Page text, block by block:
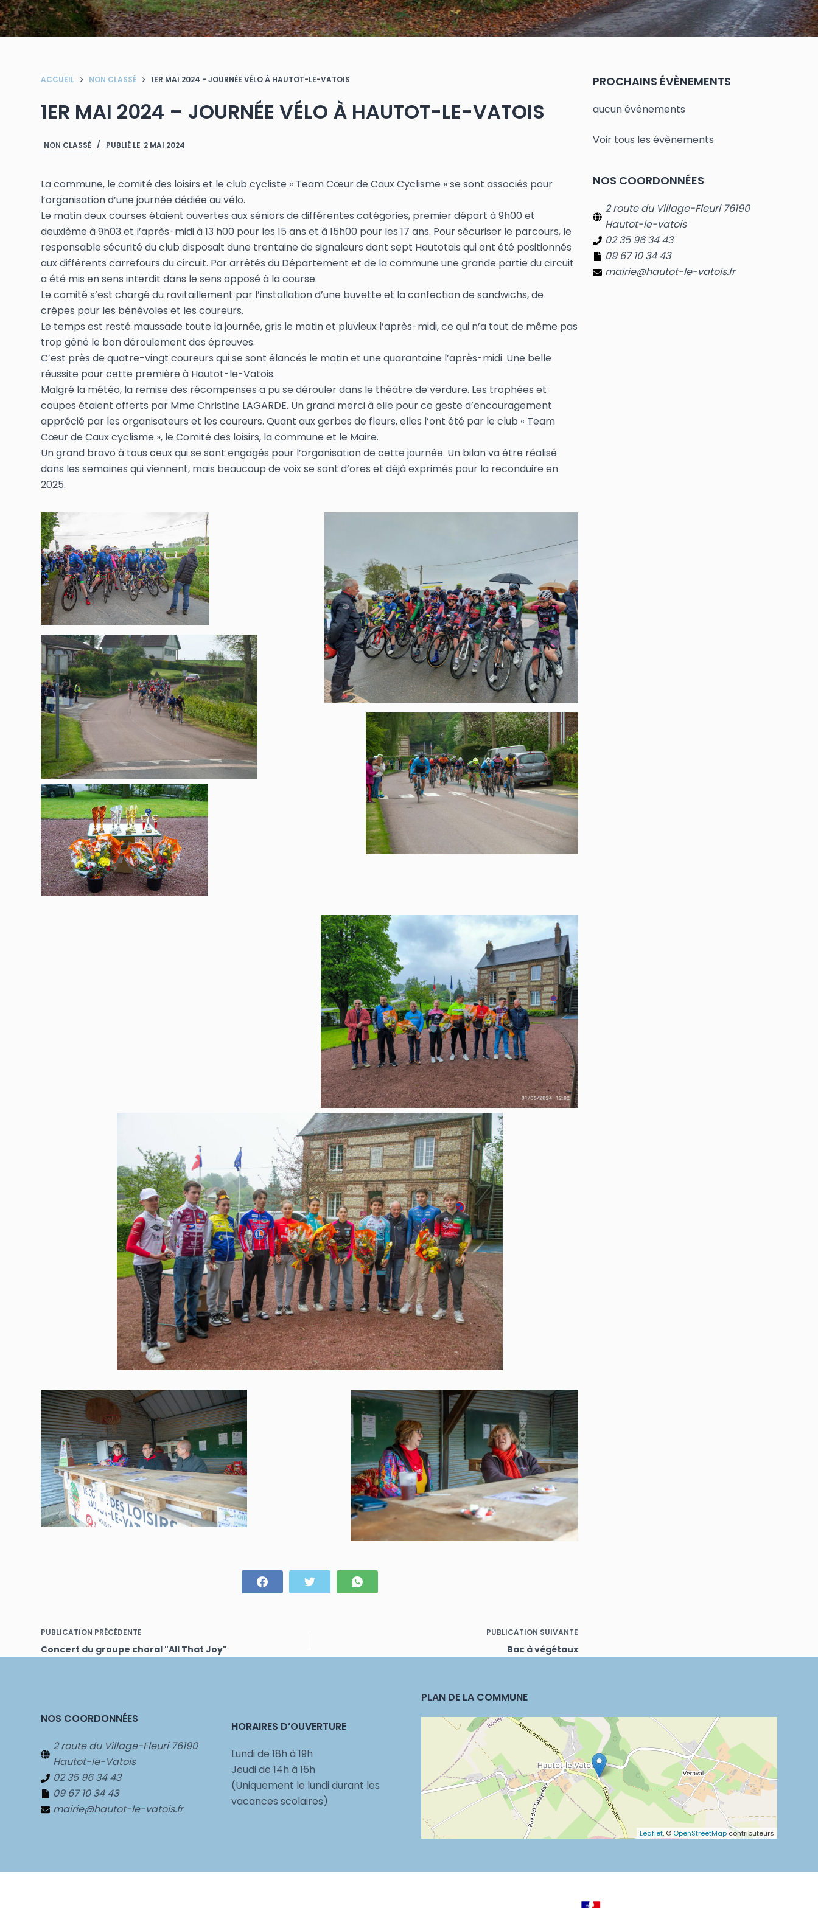
ACCUEIL NON CLASSÉ 1ER MAI 2024 - JOURNÉE VÉLO À HAUTOT-LE-VATOIS
1ER MAI 2024 – JOURNÉE VÉLO À HAUTOT-LE-VATOIS
NON CLASSÉ PUBLIÉ LE 2 MAI 2024
La commune, le comité des loisirs et le club cycliste « Team Cœur de Caux Cyclisme » se sont associés pour
l’organisation d’une journée dédiée au vélo.
Le matin deux courses étaient ouvertes aux séniors de différentes catégories, premier départ à 9h00 et
deuxième à 9h03 et l’après-midi à 13 h00 pour les 15 ans et à 15h00 pour les 17 ans. Pour sécuriser le parcours, le
responsable sécurité du club disposait dune trentaine de signaleurs dont sept Hautotais qui ont été positionnés
aux différents carrefours du circuit. Par arrêtés du Département et de la commune une grande partie du circuit
a été mis en sens interdit dans le sens opposé à la course.
Le comité s’est chargé du ravitaillement par l’installation d’une buvette et la confection de sandwichs, de
crêpes pour les bénévoles et les coureurs.
Le temps est resté maussade toute la journée, gris le matin et pluvieux l’après-midi, ce qui n’a tout de même pas
trop gêné le bon déroulement des épreuves.
C’est près de quatre-vingt coureurs qui se sont élancés le matin et une quarantaine l’après-midi. Une belle
réussite pour cette première à Hautot-le-Vatois.
Malgré la météo, la remise des récompenses a pu se dérouler dans le théâtre de verdure. Les trophées et
coupes étaient offerts par Mme Christine LAGARDE. Un grand merci à elle pour ce geste d’encouragement
apprécié par les organisateurs et les coureurs. Quant aux gerbes de fleurs, elles l’ont été par le club « Team
Cœur de Caux cyclisme », le Comité des loisirs, la commune et le Maire.
Un grand bravo à tous ceux qui se sont engagés pour l’organisation de cette journée. Un bilan va être réalisé
dans les semaines qui viennent, mais beaucoup de voix se sont d’ores et déjà exprimés pour la reconduire en
2025.
PUBLICATION PRÉCÉDENTE
Concert du groupe choral "All That Joy"
PUBLICATION SUIVANTE
Bac à végétaux
PROCHAINS ÉVÈNEMENTS
aucun événements
Voir tous les évènements
NOS COORDONNÉES
2 route du Village-Fleuri 76190
Hautot-le-vatois
02 35 96 34 43
09 67 10 34 43
mairie@hautot-le-vatois.fr
NOS COORDONNÉES
2 route du Village-Fleuri 76190
Hautot-le-Vatois
02 35 96 34 43
09 67 10 34 43
mairie@hautot-le-vatois.fr
HORAIRES D’OUVERTURE
Lundi de 18h à 19h
Jeudi de 14h à 15h
(Uniquement le lundi durant les
vacances scolaires)
PLAN DE LA COMMUNE
Leaflet, © OpenStreetMapcontributeurs